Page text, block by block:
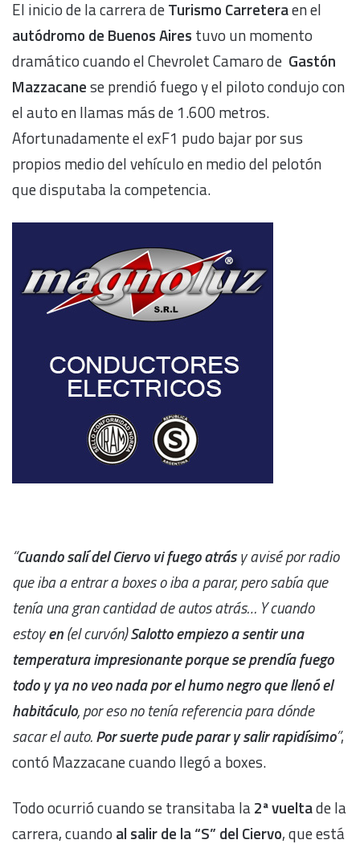
El inicio de la carrera deTurismo Carreteraen el
autódromo de Buenos Aires tuvo un momento
dramático cuando el Chevrolet Camaro de Gastón
Mazzacanese prendió fuego y el piloto condujo con
el auto en llamas más de 1.600 metros.
Afortunadamente el exF1 pudo bajar por sus
propios medio del vehículo en medio del pelotón
que disputaba la competencia.
“Cuando salí del Ciervo vi fuego atrásy avisé por radio
que iba a entrar a boxes o iba a parar, pero sabía que
tenía una gran cantidad de autos atrás… Y cuando
estoyen(el curvón)Salotto empiezo a sentir una
temperatura impresionante porque se prendía fuego
todo y ya no veo nada por el humo negro que llenó el
habitáculo, por eso no tenía referencia para dónde
sacar el auto.Por suerte pude parar y salir rapidísimo”,
contó Mazzacane cuando llegó a boxes.
Todo ocurrió cuando se transitaba la2ª vueltade la
carrera, cuando al salir de la “S” del Ciervo, que está